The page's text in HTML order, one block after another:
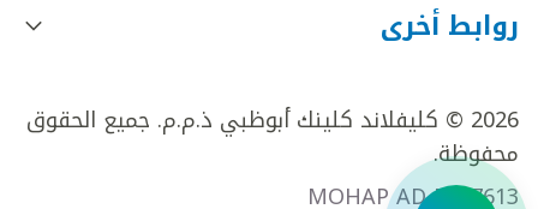
روابط أخرى
2026 © كليفلاند كلينك أبوظبي ذ.م.م. جميع الحقوق
محفوظة.
MOHAP AD FR27613